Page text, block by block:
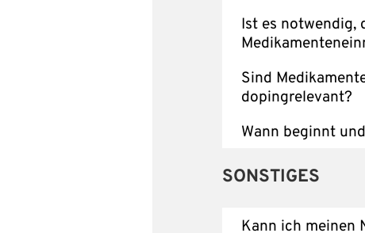
Ist es notwendig,
Sind
dopingrelevant?
Wann beginnt
SONSTIGES
Kann ich meinen